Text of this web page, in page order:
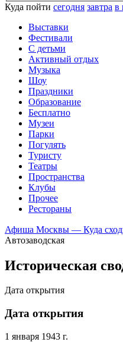
Куда пойти сегодня завтра в
Выставки
Фестивали
С детьми
Активный отдых
Музыка
Шоу
Праздники
Образование
Бесплатно
Музеи
Парки
Погулять
Туристу
Театры
Пространства
Клубы
Прочее
Рестораны
Афиша Москвы — Куда
Автозаводская
Историческая
Дата открытия
Дата открытия
1 января 1943 г.